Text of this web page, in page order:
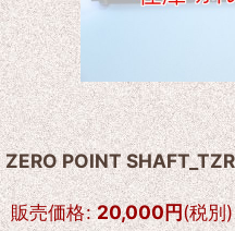
ZERO POINT
販売価格: 20,000円(税別)